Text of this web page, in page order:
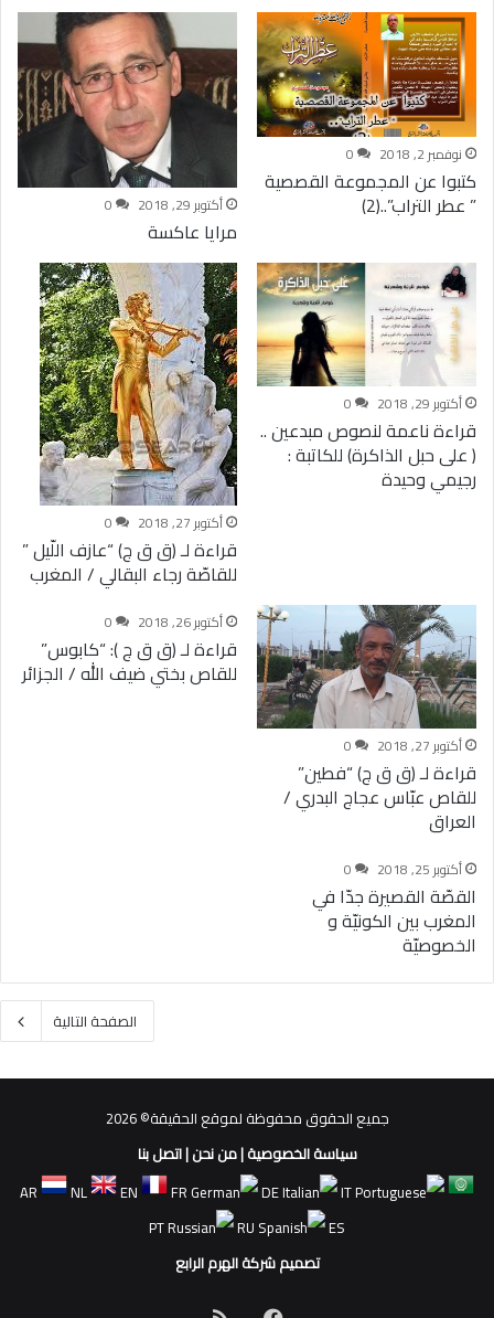
نوفمبر 2, 2018 0
كتبوا عن المجموعة القصصية
” عطر التراب”..(2) أكتوبر 29, 2018 0
مرايا عاكسة
أكتوبر 29, 2018 0
قراءة ناعمة لنصوص مبدعين ..
( على حبل الذاكرة) للكاتبة :
رجيمي وحيدة
أكتوبر 27, 2018 0
قراءة لـ (ق ق ج) “عازف اللّيل ”
للقاصّة رجاء البقالي / المغرب
أكتوبر 27, 2018 0
قراءة لـ (ق ق ج) “فطين”
للقاص عبّاس عجاج البدري /
العراق
أكتوبر 26, 2018 0
قراءة لـ (ق ق ج ): “كابوس”
للقاص بختي ضيف الله / الجزائر
أكتوبر 25, 2018 0
القصّة القصيرة جدّا في
المغرب بين الكونيّة و
الخصوصيّة
الصفحة التالية
جميع الحقوق محفوظة لموقع الحقيقة© 2026
سياسة الخصوصية|من نحن|اتصل بنا
AR
NL EN FR DE
IT
PT
RU
ES
تصميم شركة الهرم الرابع